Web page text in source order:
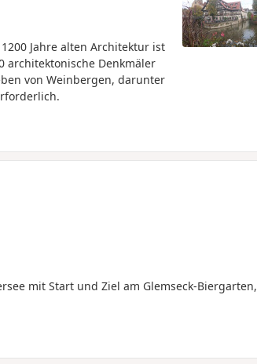
Jahre alten Architektur ist
architektonische Denkmäler
von Weinbergen, darunter
mit Start und Ziel am Glemseck-Biergarten,